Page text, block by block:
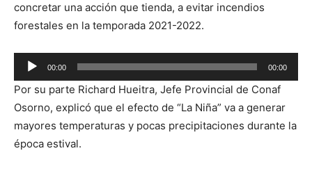
concretar una acción que tienda, a evitar incendios
forestales en la temporada 2021-2022.
Reproductor
de
audio
00:00 00:00
Por su parte Richard Hueitra, Jefe Provincial de Conaf
Osorno, explicó que el efecto de “La Niña” va a generar
mayores temperaturas y pocas precipitaciones durante la
época estival.